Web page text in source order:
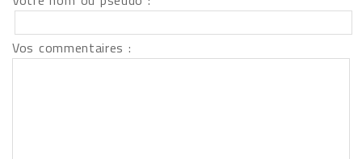
Vos commentaires :